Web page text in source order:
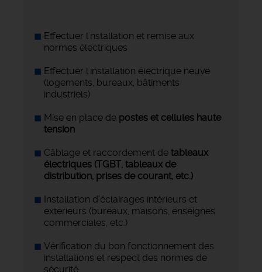
Effectuer l'nstallation et remise aux
normes électriques
Effectuer l'installation électrique neuve
(logements, bureaux, bâtiments
industriels)
Mise en place de postes et cellules haute
tension
Câblage et raccordement de tableaux
électriques (TGBT, tableaux de
distribution, prises de courant, etc.)
Installation d’éclairages intérieurs et
extérieurs (bureaux, maisons, enseignes
commerciales, etc.)
Vérification du bon fonctionnement des
installations et respect des normes de
sécurité